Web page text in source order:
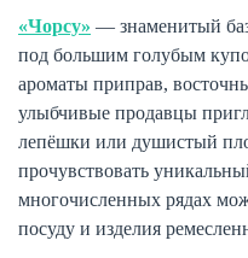
«Чорсу» — знаменитый
под большим голубым
ароматы приправ,
улыбчивые продавцы
лепёшки или душистый
прочувствовать
многочисленных рядах
посуду и изделия